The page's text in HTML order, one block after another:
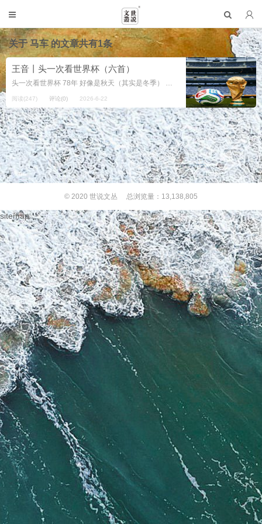
关于马车的文章共有1条
王音丨头一次看世界杯（六首）
头一次看世界杯 78年 好像是秋天（其实是冬季） 在中学同学何鑫家 头一次看彩电 （他父亲在东德大使馆工作） 屏幕上就是世界杯 有三个球员 记忆犹新 波兰的冰糕 阿根廷的肯佩斯 再就是意大利 的守门员佐夫 2026.6...
阅读(247) 评论(0) 2026-6-22
© 2020 世说文丛 总浏览量：13,138,805
sitemap